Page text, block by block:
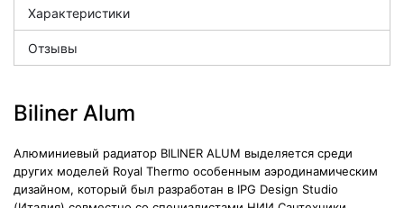
Характеристики
Отзывы
Biliner Alum
Алюминиевый радиатор BILINER ALUM выделяется среди
других моделей Royal Thermo особенным аэродинамическим
дизайном, который был разработан в IPG Design Studio